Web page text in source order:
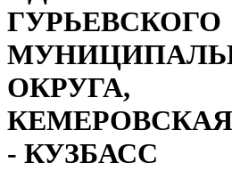
ГУРЬЕВСКОГО
ОКРУГА,
- КУЗБАСС